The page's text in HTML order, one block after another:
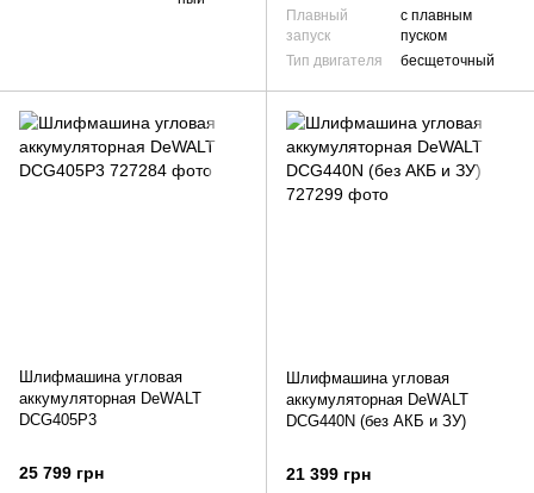
Плавный
запуск
с плавным
пуском
Тип двигателя
бесщеточный
Шлифмашина угловая
аккумуляторная DeWALT
DCG405P3
25 799 грн
Шлифмашина угловая
аккумуляторная DeWALT
DCG440N (без АКБ и ЗУ)
21 399 грн